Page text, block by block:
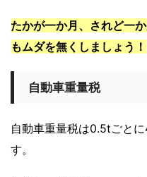
たかが一か月、されど一
もムダを無くしましょう！
自動車重量税
自動車重量税は0.5tごと
す。